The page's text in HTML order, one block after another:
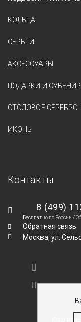
КОЛЬЦА
СЕРЬГИ
АКСЕССУАРЫ
ПОДАРКИ И
СТОЛОВОЕ СЕРЕБРО
ИКОНЫ
Контакты
8 (499)
Бесплатно по России /
Обратная связь
Москва, ул.